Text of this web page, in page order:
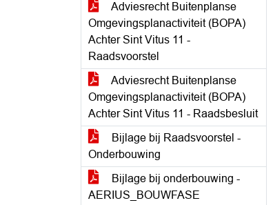
Adviesrecht Buitenplanse
Omgevingsplanactiviteit (BOPA)
Achter Sint Vitus 11 -
Raadsvoorstel
Adviesrecht Buitenplanse
Omgevingsplanactiviteit (BOPA)
Achter Sint Vitus 11 - Raadsbesluit
Bijlage bij Raadsvoorstel -
Onderbouwing
Bijlage bij onderbouwing -
AERIUS_BOUWFASE